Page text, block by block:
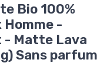
Bio 100%
-
- Matte Lava
Sans parfum